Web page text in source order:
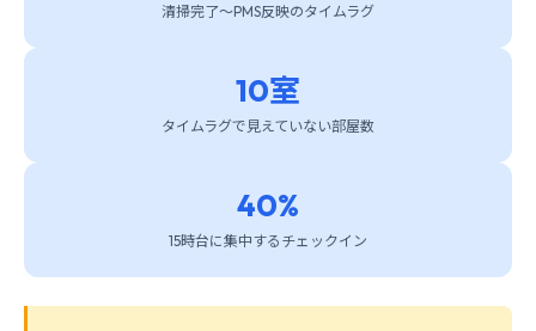
清掃完了〜PMS反映のタイムラグ
10室
タイムラグで見えていない部屋数
40%
15時台に集中するチェックイン